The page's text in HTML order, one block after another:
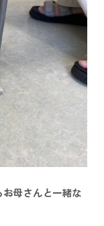
母さんと一緒な